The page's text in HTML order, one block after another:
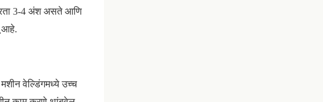
3-4 अंश असते आणि
आहे.
वेल्डिंगमध्ये उच्च